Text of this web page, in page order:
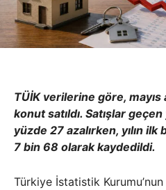
TÜİK verilerine göre, mayıs
konut satıldı. Satışlar geçen
yüzde 27 azalırken, yılın ilk
7 bin 68 olarak kaydedildi.
Türkiye İstatistik Kurumu’nun